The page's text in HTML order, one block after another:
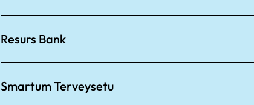
Resurs Bank
Smartum Terveysetu